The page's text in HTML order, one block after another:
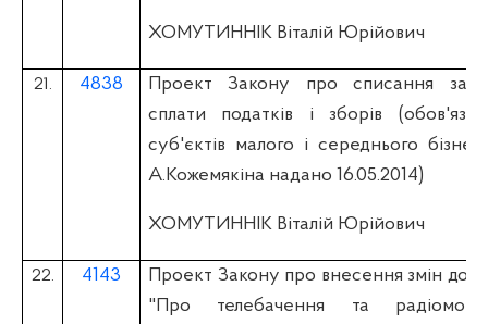
ХОМУТИННІК Віталій Юрійович
21. 4838
Проект Закону про списання
сплати податків і зборів
суб'єктів малого і середнього
А.Кожемякіна надано 16.05.2014)
ХОМУТИННІК Віталій Юрійович
22. 4143
Проект Закону про внесення змін до
"Про телебачення та